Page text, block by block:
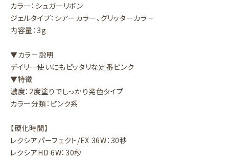
カラー：シュガーリボン
ジェルタイプ：シアーカラー、グリッターカラー
内容量：3g
▼カラー説明
デイリー使いにもピッタリな定番ピンク
▼特徴
濃度：2度塗りでしっかり発色タイプ
カラー分類：ピンク系
【硬化時間】
レクシアパーフェクト/EX 36W：30秒
レクシアHD 6W：30秒